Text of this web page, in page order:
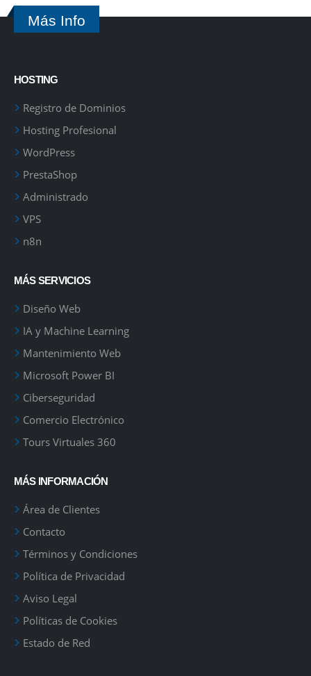
Más Info
HOSTING
Registro de Dominios
Hosting Profesional
WordPress
PrestaShop
Administrado
VPS
n8n
MÁS SERVICIOS
Diseño Web
IA y Machine Learning
Mantenimiento Web
Microsoft Power BI
Ciberseguridad
Comercio Electrónico
Tours Virtuales 360
MÁS INFORMACIÓN
Área de Clientes
Contacto
Términos y Condiciones
Política de Privacidad
Aviso Legal
Políticas de Cookies
Estado de Red